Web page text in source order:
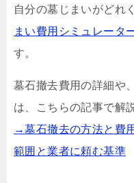
自分の墓じまいがどれ
まい費用シミュレータ
す。
墓石撤去費用の詳細や
は、こちらの記事で解
→墓石撤去の方法と費
範囲と業者に頼む基準